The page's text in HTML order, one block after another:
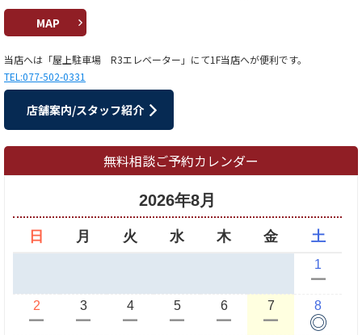
MAP
当店へは「屋上駐車場 R3エレベーター」にて1F当店へが便利です。
TEL:077-502-0331
店舗案内/スタッフ紹介
無料相談ご予約カレンダー
2026年8月
日 月 火 水 木 金 土
1
ー
2
ー
3
ー
4
ー
5
ー
6
ー
7
ー
8
◎